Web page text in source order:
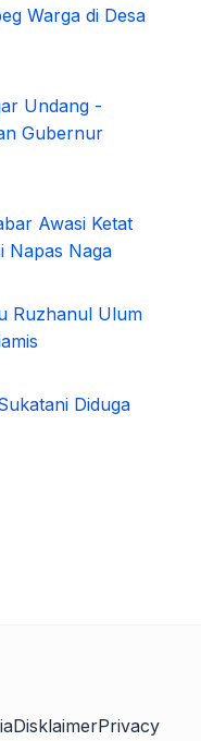
Warga di Desa
Undang -
Gubernur
Awasi Ketat
Napas Naga
Ruzhanul Ulum
Diduga
DisklaimerPrivacy